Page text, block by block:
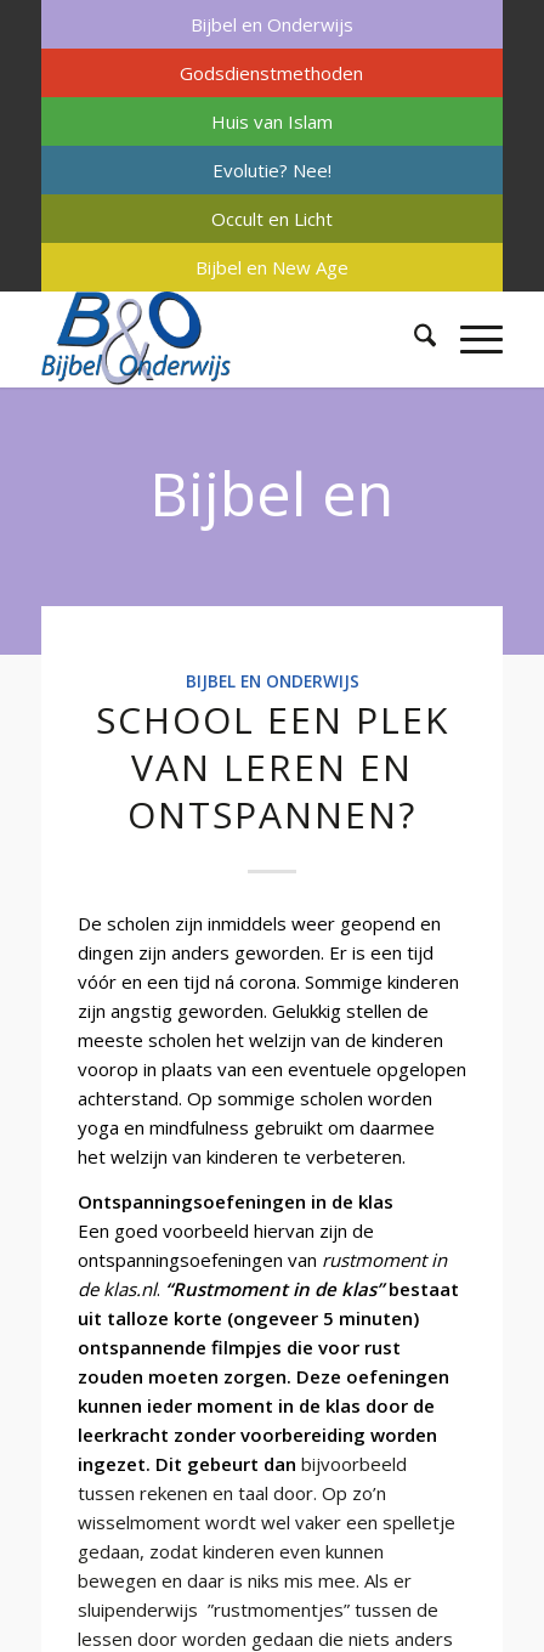
Bijbel en Onderwijs
Godsdienstmethoden
Huis van Islam
Evolutie? Nee!
Occult en Licht
Bijbel en New Age
Bijbel en
Onderwijs
BIJBEL EN ONDERWIJS
SCHOOL EEN PLEK
VAN LEREN EN
ONTSPANNEN?
De scholen zijn inmiddels weer geopend en
dingen zijn anders geworden. Er is een tijd
vóór en een tijd ná corona. Sommige kinderen
zijn angstig geworden. Gelukkig stellen de
meeste scholen het welzijn van de kinderen
voorop in plaats van een eventuele opgelopen
achterstand. Op sommige scholen worden
yoga en mindfulness gebruikt om daarmee
het welzijn van kinderen te verbeteren.
Ontspanningsoefeningen in de klas
Een goed voorbeeld hiervan zijn de
ontspanningsoefeningen van rustmoment in
de klas.nl. “Rustmoment in de klas”bestaat
uit talloze korte (ongeveer 5 minuten)
ontspannende filmpjes die voor rust
zouden moeten zorgen. Deze oefeningen
kunnen ieder moment in de klas door de
leerkracht zonder voorbereiding worden
ingezet. Dit gebeurt dan bijvoorbeeld
tussen rekenen en taal door. Op zo’n
wisselmoment wordt wel vaker een spelletje
gedaan, zodat kinderen even kunnen
bewegen en daar is niks mis mee. Als er
sluipenderwijs ”rustmomentjes” tussen de
lessen door worden gedaan die niets anders